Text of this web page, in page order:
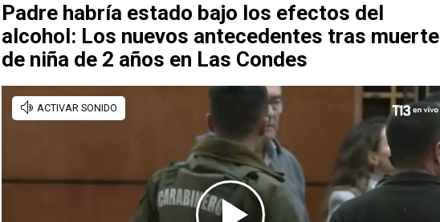
Padre habría estado bajo los efectos del
alcohol: Los nuevos antecedentes tras muerte
de niña de 2 años en Las Condes